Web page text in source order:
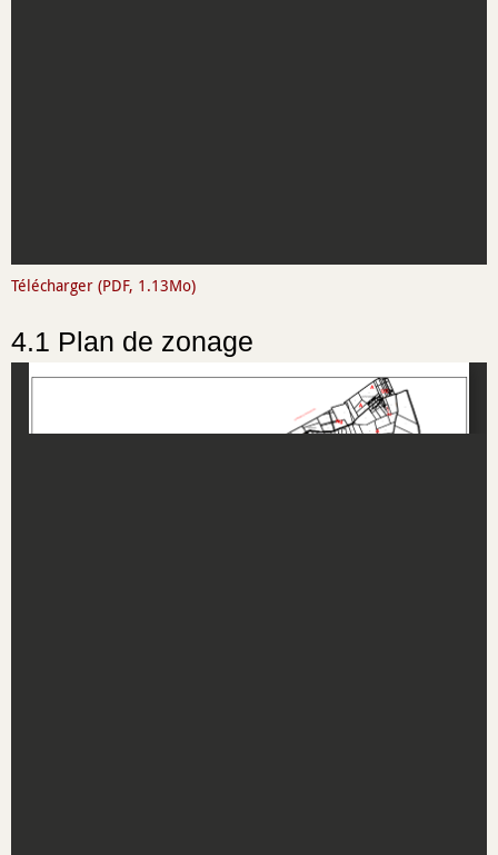
Télécharger (PDF, 1.13Mo)
4.1 Plan de zonage